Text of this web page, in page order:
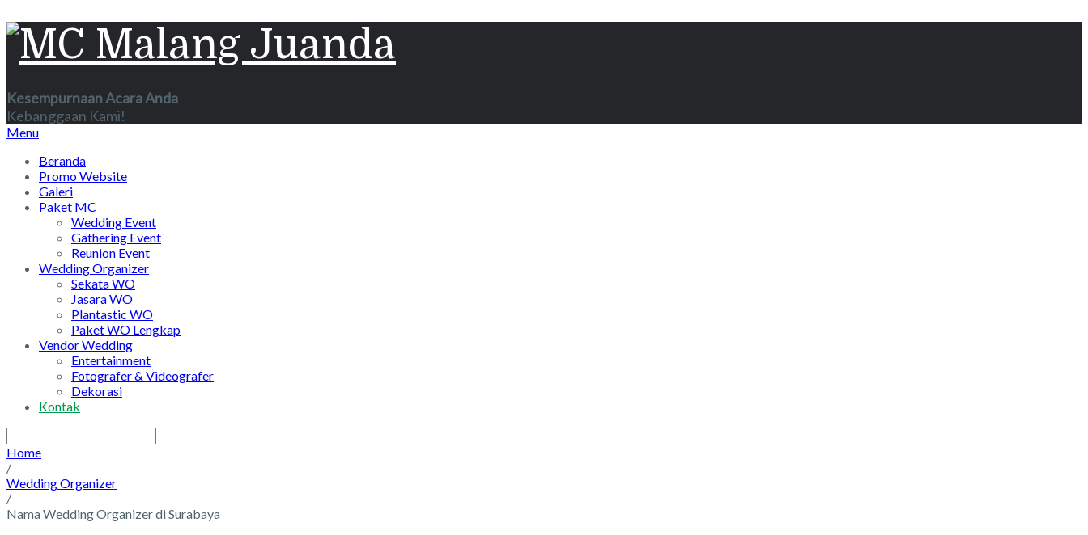
Kesempurnaan Acara Anda
Kebanggaan Kami!
Menu
Beranda
Promo Website
Galeri
Paket MC
Wedding Event
Gathering Event
Reunion Event
Wedding Organizer
Sekata WO
Jasara WO
Plantastic WO
Paket WO Lengkap
Vendor Wedding
Entertainment
Fotografer & Videografer
Dekorasi
Kontak
Home
/
Wedding Organizer
/
Nama Wedding Organizer di Surabaya